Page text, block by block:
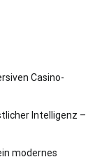
Casino-
Intelligenz –
modernes